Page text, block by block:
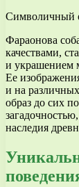
Символичный
Фараонова
качествами,
и украшением
Ее
и на
образ до сих
наследия